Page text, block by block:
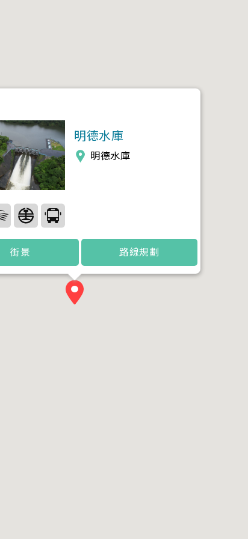
明德水庫
明德水庫
街景 路線規劃